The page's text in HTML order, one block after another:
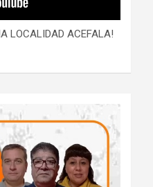
LOCALIDAD ACEFALA!